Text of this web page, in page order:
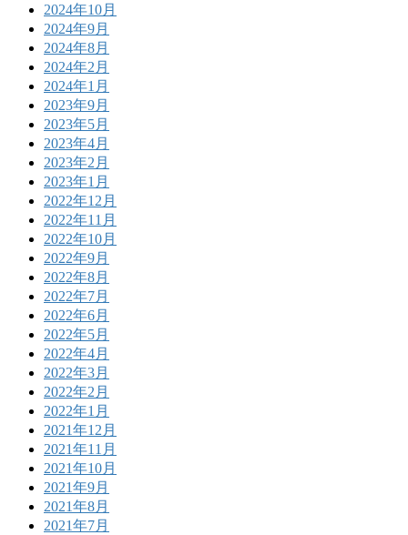
2024年10月
2024年9月
2024年8月
2024年2月
2024年1月
2023年9月
2023年5月
2023年4月
2023年2月
2023年1月
2022年12月
2022年11月
2022年10月
2022年9月
2022年8月
2022年7月
2022年6月
2022年5月
2022年4月
2022年3月
2022年2月
2022年1月
2021年12月
2021年11月
2021年10月
2021年9月
2021年8月
2021年7月